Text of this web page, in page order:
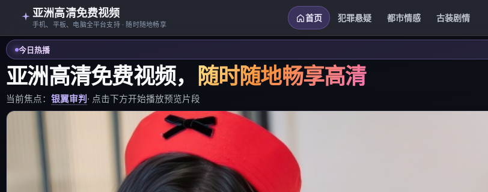
亚洲高清免费视频
手机、平板、电脑全平台支持 · 随时随地畅享
首页 犯罪悬疑 都市情感 古装剧情
今日热播
亚洲高清免费视频， 随时随地畅享高清
当前焦点： 银翼审判· 点击下方开始播放预览片段